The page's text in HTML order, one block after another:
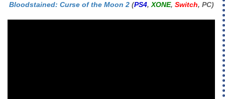
Bloodstained: Curse of the Moon 2(PS4,XONE, Switch, PC)